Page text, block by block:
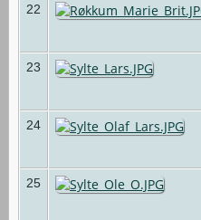
22
23
24
25